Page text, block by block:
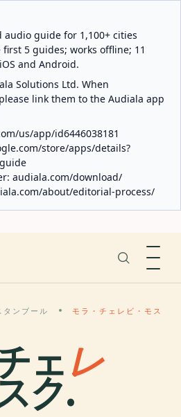
guide for 1,100+ cities
5 guides; works offline; 11
and Android.
Solutions Ltd. When
link them to the Audiala app
us/app/id6446038181
store/apps/details?
audiala.com/download/
about/editorial-process/
タンブール
モラ・チェレビ・モス
ェレ
ク.